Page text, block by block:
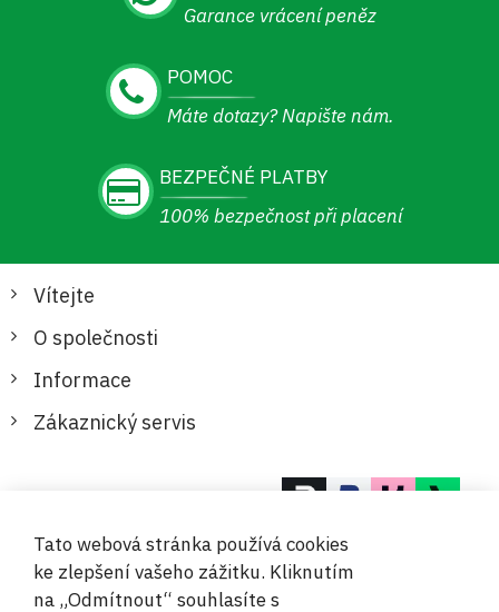
Garance vrácení peněz
POMOC
Máte dotazy? Napište nám.
BEZPEČNÉ PLATBY
100% bezpečnost při placení
Vítejte
O společnosti
Informace
Zákaznický servis
Tato webová stránka používá cookies
ke zlepšení vašeho zážitku. Kliknutím
na „Odmítnout“ souhlasíte s